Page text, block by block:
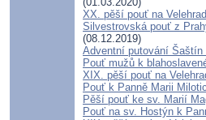
XX. pěší pouť na
Silvestrovská pouť z
(08.12.2019)
Adventní putování Šaštín
Pouť mužů k
XIX. pěší pouť na
Pouť k Panně Marii
Pěší pouť ke sv. Marií
Pouť na sv. Hostýn k